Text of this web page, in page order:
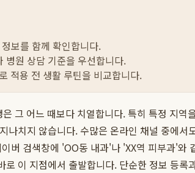
보를 함께 확인합니다.
병원 상담 기준을 우선합니다.
적용 전 생활 루틴을 비교합니다.
그 어느 때보다 치열합니다. 특히 특정 지
나치지 않습니다. 수많은 온라인 채널 중에
버 검색창에 'OO동 내과'나 'XX역 피부과'
로 이 지점에서 출발합니다. 단순한 정보 등